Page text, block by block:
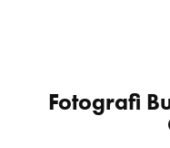
Fotografi